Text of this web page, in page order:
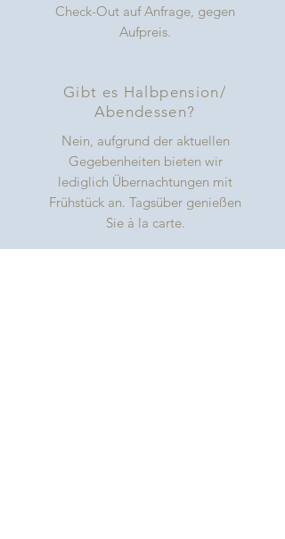
Check-Out auf Anfrage, gegen
Aufpreis.
Gibt es Halbpension/
Abendessen?
Nein, aufgrund der aktuellen
Gegebenheiten bieten wir
lediglich Übernachtungen mit
Frühstück an. Tagsüber genießen
Sie à la carte.